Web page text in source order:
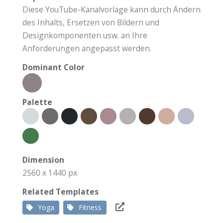
Diese YouTube-Kanalvorlage kann durch Ändern
des Inhalts, Ersetzen von Bildern und
Designkomponenten usw. an Ihre
Anforderungen angepasst werden.
Dominant Color
Palette
Dimension
2560 x 1440 px
Related Templates
Yoga Fitness